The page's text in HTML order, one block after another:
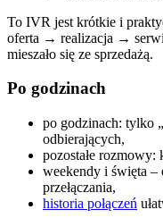
To IVR jest krótkie i
oferta → realizacja →
mieszało się ze sprzedażą.
Po godzinach
po godzinach: tylko
odbierających,
pozostałe rozmowy:
weekendy i święta –
przełączania,
historia połączeń